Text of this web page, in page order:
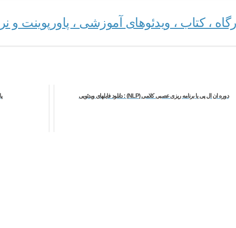
، کتاب ، ویدئوهای آموزشی ، پاورپوینت و
دوره ان ال پی یا برنامه ریزی عصبی کلامی (NLP) : دانلود فایلهای ویدئویی